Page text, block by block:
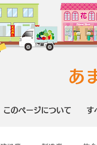
あ
このページについて す